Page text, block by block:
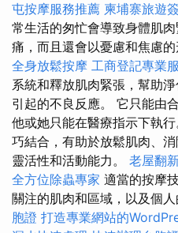
屯按摩服務推薦 柬埔寨旅遊
常生活的匆忙會導致身體肌
痛，而且還會以憂慮和焦慮的
全身放鬆按摩 工商登記專業
系統和釋放肌肉緊張，幫助
引起的不良反應。 它只能由
他或她只能在醫療指示下執行
巧結合，有助於放鬆肌肉、
靈活性和活動能力。 老屋翻
全方位除蟲專家 適當的按摩
關注的肌肉和區域，以及個人
胞證 打造專業網站的